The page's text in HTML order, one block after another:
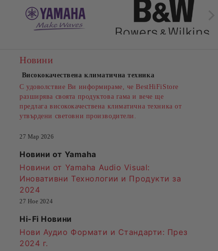
Новини
Висококачествена климатична техника
С удоволствие Ви информираме, че BestHiFiStore
разширява своята продуктова гама и вече ще
предлага висококачествена климатична техника от
утвърдени световни производители.
27 Мар 2026
Новини от Yamaha
Новини от Yamaha Audio Visual:
Иновативни Технологии и Продукти за
2024
27 Ное 2024
Hi-Fi Новини
Нови Аудио Формати и Стандарти: През
2024 г.